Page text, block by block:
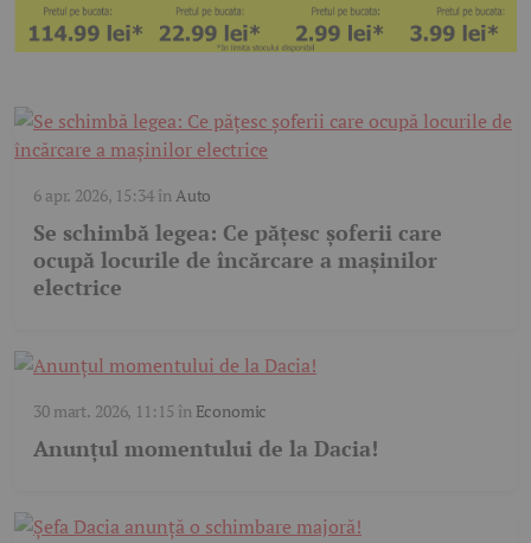
6 apr. 2026, 15:34înAuto
Se schimbă legea: Ce pățesc șoferii care
ocupă locurile de încărcare a mașinilor
electrice
30 mart. 2026, 11:15 în Economic
Anunțul momentului de la Dacia!